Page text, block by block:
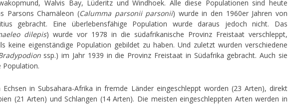
Walvis Bay, Lüderitz und Windhoek. Alle diese Populationen sind heute
Parsons Chamäleon (Calumma parsonii parsonii) wurde in den 1960er Jahren von
gebracht. Eine überlebensfähige Population wurde daraus jedoch nicht. Das
dilepis) wurde vor 1978 in die südafrikanische Provinz Freistaat verschleppt,
keine eigenständige Population gebildet zu haben. Und zuletzt wurden verschiedene
ssp.) im Jahr 1939 in die Provinz Freistaat in Südafrika gebracht. Auch sie
Population.
in Subsahara-Afrika in fremde Länder eingeschleppt worden (23 Arten), direkt
(21 Arten) und Schlangen (14 Arten). Die meisten eingeschleppten Arten werden in